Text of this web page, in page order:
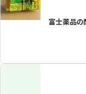
富士薬品